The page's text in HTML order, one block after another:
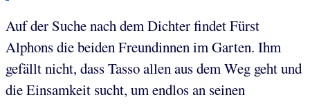
Auf der Suche nach dem Dichter findet Fürst
Alphons die beiden Freundinnen im Garten. Ihm
gefällt nicht, dass Tasso allen aus dem Weg geht und
die Einsamkeit sucht, um endlos an seinen